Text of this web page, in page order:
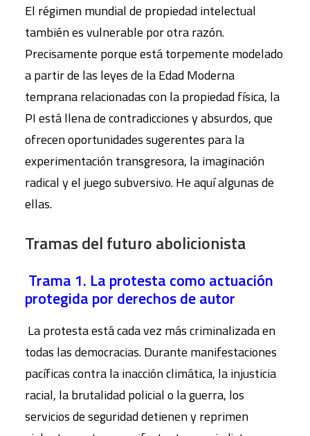
El régimen mundial de propiedad intelectual
también es vulnerable por otra razón.
Precisamente porque está torpemente modelado
a partir de las leyes de la Edad Moderna
temprana relacionadas con la propiedad física, la
PI está llena de contradicciones y absurdos, que
ofrecen oportunidades sugerentes para la
experimentación transgresora, la imaginación
radical y el juego subversivo. He aquí algunas de
ellas.
Tramas del futuro abolicionista
Trama 1. La protesta como actuación
protegida por derechos de autor
La protesta está cada vez más criminalizada en
todas las democracias. Durante manifestaciones
pacíficas contra la inacción climática, la injusticia
racial, la brutalidad policial o la guerra, los
servicios de seguridad detienen y reprimen